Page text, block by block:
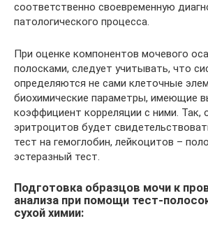
соответственно своевременную
патологического процесса.
При оценке компонентов мочевого
полосками, следует учитывать, что
определяются не сами клеточные
биохимические параметры, имеющие
коэффициент корреляции с ними. Так,
эритроцитов будет
тест на гемоглобин, лейкоцитов –
эстеразный тест.
Подготовка образцов мочи к
анализа при помощи тест-
сухой химии: